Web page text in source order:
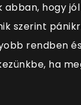
hogy jól
szerint
rendben
ha